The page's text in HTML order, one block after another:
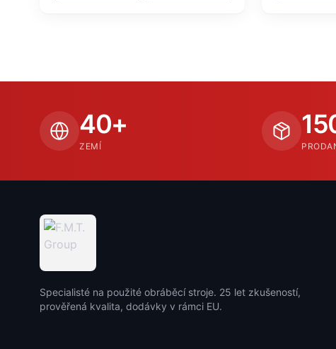
40+
ZEMÍ
Specialisté na použité obráběcí stroje. 25 let zkušeností,
prověřená kvalita, dodávky v rámci EU.